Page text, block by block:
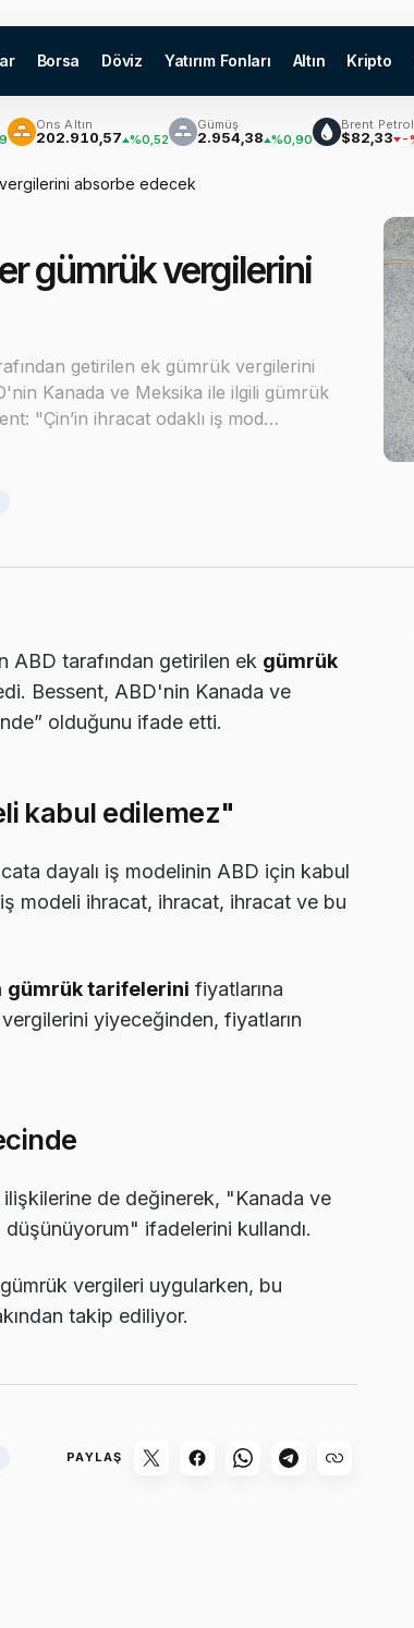
Borsa Döviz Yatırım Fonları Altın Kripto
Ons Altın
%0,52
Gümüş
2.954,38 %0,90
Brent Petrol
$82,33 -%0,54
vergilerini absorbe edecek
gümrük vergilerini
getirilen ek gümrük vergilerini
Kanada ve Meksika ile ilgili gümrük
"Çin’in ihracat odaklı iş mod…
ABD tarafından getirilen ek gümrük
Bessent, ABD'nin Kanada ve
olduğunu ifade etti.
kabul edilemez"
dayalı iş modelinin ABD için kabul
modeli ihracat, ihracat, ihracat ve bu
gümrük tarifelerini fiyatlarına
yiyeceğinden, fiyatların
de değinerek, "Kanada ve
ifadelerini kullandı.
vergileri uygularken, bu
takip ediliyor.
PAYLAŞ